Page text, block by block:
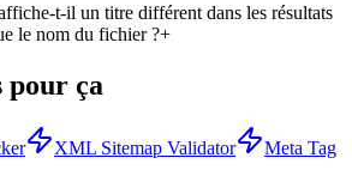
t-il un titre différent dans les résultats
le nom du fichier ?+
ça
XML Sitemap Validator
Meta Tag